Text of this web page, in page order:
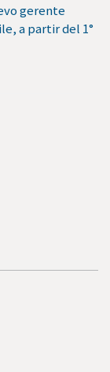
gerente
a partir del 1°